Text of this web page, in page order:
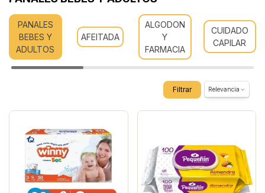
PANALES
BEBES Y
ADULTOS
AFEITADA
ALGODON
Y
FARMACIA
CUIDADO
CAPILAR
Filtrar Relevancia